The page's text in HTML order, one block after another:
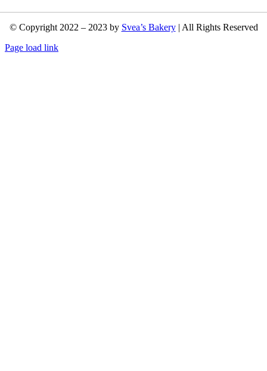
© Copyright 2022 – 2023 by Svea’s Bakery| All Rights Reserved
Page load link